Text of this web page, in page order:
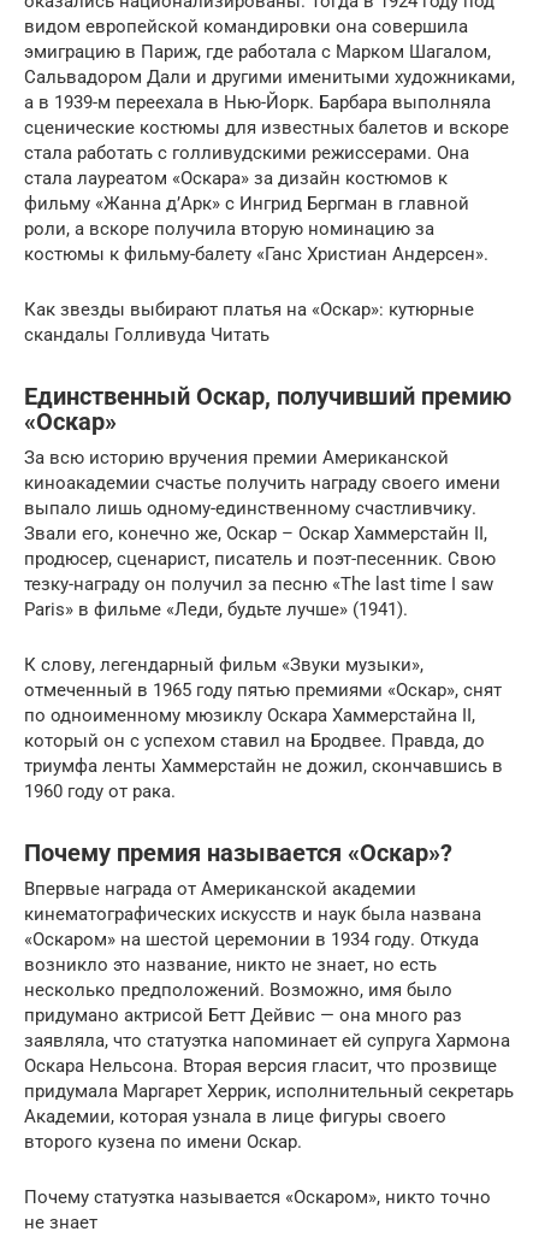
видом европейской командировки она совершила
эмиграцию в Париж, где работала с Марком Шагалом,
Сальвадором Дали и другими именитыми художниками,
а в 1939-м переехала в Нью-Йорк. Барбара выполняла
сценические костюмы для известных балетов и вскоре
стала работать с голливудскими режиссерами. Она
стала лауреатом «Оскара» за дизайн костюмов к
фильму «Жанна д’Арк» с Ингрид Бергман в главной
роли, а вскоре получила вторую номинацию за
костюмы к фильму-балету «Ганс Христиан Андерсен».
Как звезды выбирают платья на «Оскар»: кутюрные
скандалы Голливуда Читать
Единственный Оскар, получивший премию
«Оскар»
За всю историю вручения премии Американской
киноакадемии счастье получить награду своего имени
выпало лишь одному-единственному счастливчику.
Звали его, конечно же, Оскар – Оскар Хаммерстайн II,
продюсер, сценарист, писатель и поэт-песенник. Свою
тезку-награду он получил за песню «The last time I saw
Paris» в фильме «Леди, будьте лучше» (1941).
К слову, легендарный фильм «Звуки музыки»,
отмеченный в 1965 году пятью премиями «Оскар», снят
по одноименному мюзиклу Оскара Хаммерстайна II,
который он с успехом ставил на Бродвее. Правда, до
триумфа ленты Хаммерстайн не дожил, скончавшись в
1960 году от рака.
Почему премия называется «Оскар»?
Впервые награда от Американской академии
кинематографических искусств и наук была названа
«Оскаром» на шестой церемонии в 1934 году. Откуда
возникло это название, никто не знает, но есть
несколько предположений. Возможно, имя было
придумано актрисой Бетт Дейвис — она много раз
заявляла, что статуэтка напоминает ей супруга Хармона
Оскара Нельсона. Вторая версия гласит, что прозвище
придумала Маргарет Херрик, исполнительный секретарь
Академии, которая узнала в лице фигуры своего
второго кузена по имени Оскар.
Почему статуэтка называется «Оскаром», никто точно
не знает